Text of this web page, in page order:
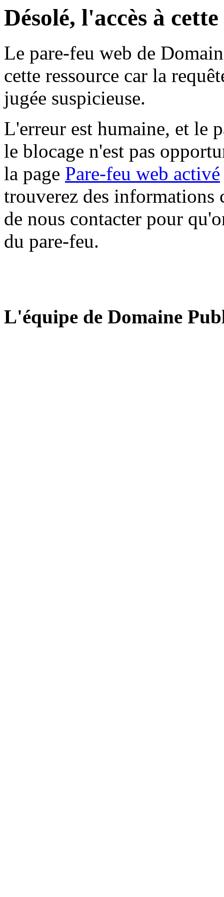
Désolé, l'accès à
Le pare-feu web de
cette ressource car la
jugée suspicieuse.
L'erreur est humaine, et le
le blocage n'est pas
la page Pare-feu web activé
trouverez des informations
de nous contacter pour
du pare-feu.
L'équipe de Domaine